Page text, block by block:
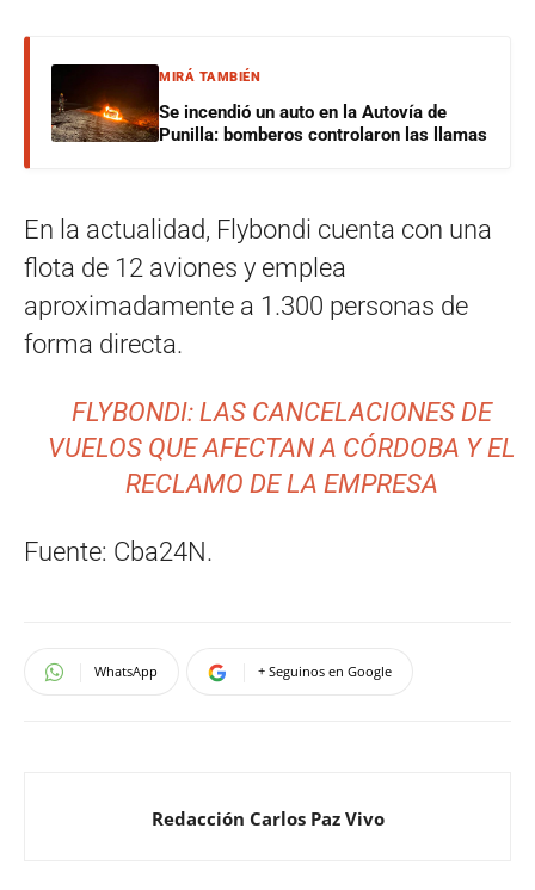
MIRÁ TAMBIÉN
Se incendió un auto en la Autovía de
Punilla: bomberos controlaron las llamas
En la actualidad, Flybondi cuenta con una
flota de 12 aviones y emplea
aproximadamente a 1.300 personas de
forma directa.
FLYBONDI: LAS CANCELACIONES DE
VUELOS QUE AFECTAN A CÓRDOBA Y EL
RECLAMO DE LA EMPRESA
Fuente: Cba24N.
WhatsApp + Seguinos en Google
Redacción Carlos Paz Vivo